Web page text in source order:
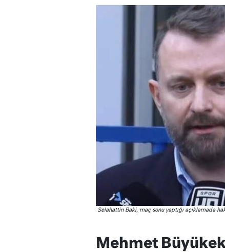
Selahattin Baki, maç sonu yaptığı açıklamada
Mehmet